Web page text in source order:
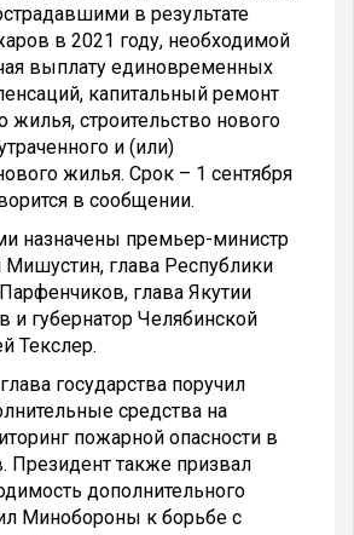
в результате
в 2021 году, необходимой
выплату единовременных
капитальный ремонт
жилья, строительство нового
и (или)
жилья. Срок – 1 сентября
в сообщении.
назначены премьер-министр
глава Республики
глава Якутии
и губернатор Челябинской
Текслер.
государства поручил
средства на
пожарной опасности в
Президент также призвал
дополнительного
Минобороны к борьбе с